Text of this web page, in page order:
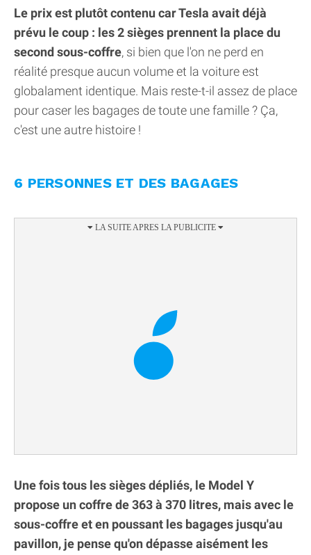
Le prix est plutôt contenu car Tesla avait déjà
prévu le coup : les 2 sièges prennent la place du
second sous-coffre, si bien que l'on ne perd en
réalité presque aucun volume et la voiture est
globalament identique. Mais reste-t-il assez de place
pour caser les bagages de toute une famille ? Ça,
c'est une autre histoire !
6 PERSONNES ET DES BAGAGES
Une fois tous les sièges dépliés, le Model Y
propose un coffre de 363 à 370 litres, mais avec le
sous-coffre et en poussant les bagages jusqu'au
pavillon, je pense qu'on dépasse aisément les